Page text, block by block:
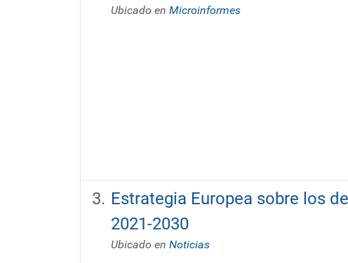
Ubicado en Microinformes
Estrategia Europea sobre los
2021-2030
Ubicado en Noticias